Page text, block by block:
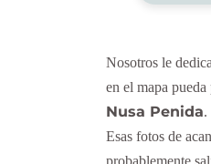
Nosotros le
en el mapa pueda
Nusa Penida.
Esas fotos de
probablemente